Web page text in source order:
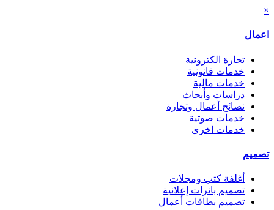
×
اعمال
تجارة الكترونية
خدمات قانونية
خدمات مالية
دراسات وأبحاث
نصائح أعمال وتجارة
خدمات صوتية
خدمات اخرى
تصميم
أغلفة كتب ومجلات
تصميم بانرات إعلانية
تصميم بطاقات أعمال